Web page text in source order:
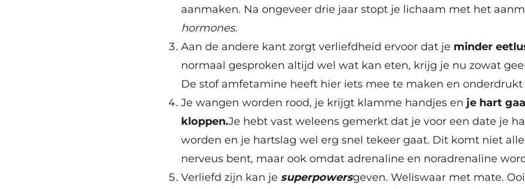
aanmaken. Na ongeveer drie jaar stopt je lichaam met het
hormones.
Aan de andere kant zorgt verliefdheid ervoor dat je minder
normaal gesproken altijd wel wat kan eten, krijg je nu zowat
De stof amfetamine heeft hier iets mee te maken en
Je wangen worden rood, je krijgt klamme handjes en je hart
kloppen.Je hebt vast weleens gemerkt dat je voor een date je
worden en je hartslag wel erg snel tekeer gaat. Dit komt niet
nerveus bent, maar ook omdat adrenaline en noradrenaline
Verliefd zijn kan je superpowersgeven. Weliswaar met mate.